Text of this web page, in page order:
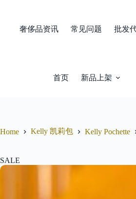
奢侈品资讯
常见问题 批发
首页 新品上架
Home Kelly 凯莉包 Kelly Pochette
SALE